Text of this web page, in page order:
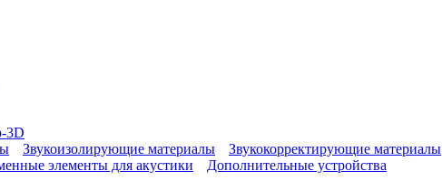
3D
Звукоизолирующие материалы
Звукокорректирующие материалы
элементы для акустики
Дополнительные устройства